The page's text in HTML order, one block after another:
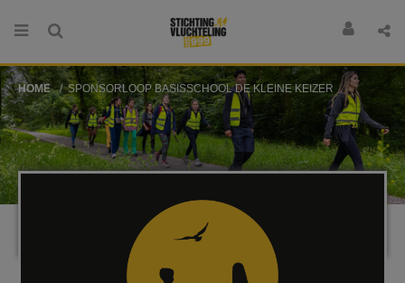
HOME SPONSORLOOP BASISSCHOOL DE KLEINE KEIZER